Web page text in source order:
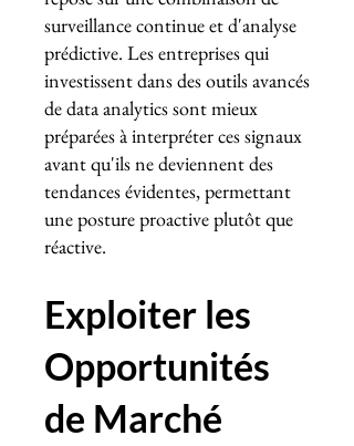
surveillance continue et d'analyse
prédictive. Les entreprises qui
investissent dans des outils avancés
de data analytics sont mieux
préparées à interpréter ces signaux
avant qu'ils ne deviennent des
tendances évidentes, permettant
une posture proactive plutôt que
réactive.
Exploiter les
Opportunités
de Marché